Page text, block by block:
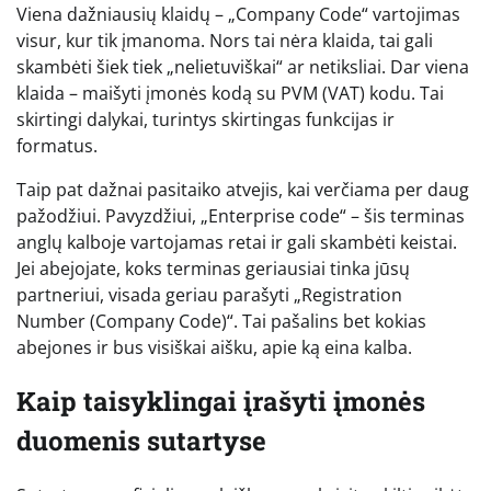
Viena dažniausių klaidų – „Company Code“ vartojimas
visur, kur tik įmanoma. Nors tai nėra klaida, tai gali
skambėti šiek tiek „nelietuviškai“ ar netiksliai. Dar viena
klaida – maišyti įmonės kodą su PVM (VAT) kodu. Tai
skirtingi dalykai, turintys skirtingas funkcijas ir
formatus.
Taip pat dažnai pasitaiko atvejis, kai verčiama per daug
pažodžiui. Pavyzdžiui, „Enterprise code“ – šis terminas
anglų kalboje vartojamas retai ir gali skambėti keistai.
Jei abejojate, koks terminas geriausiai tinka jūsų
partneriui, visada geriau parašyti „Registration
Number (Company Code)“. Tai pašalins bet kokias
abejones ir bus visiškai aišku, apie ką eina kalba.
Kaip taisyklingai įrašyti įmonės
duomenis sutartyse